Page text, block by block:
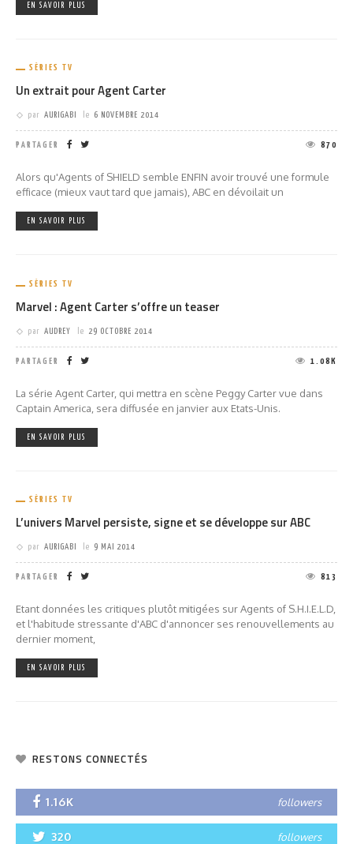
EN SAVOIR PLUS
SÉRIES TV
Un extrait pour Agent Carter
par AURIGABI le 6 NOVEMBRE 2014
PARTAGER 870
Alors qu'Agents of SHIELD semble ENFIN avoir trouvé une formule
efficace (mieux vaut tard que jamais), ABC en dévoilait un
EN SAVOIR PLUS
SÉRIES TV
Marvel : Agent Carter s’offre un teaser
par AUDREY le 29 OCTOBRE 2014
PARTAGER 1.08K
La série Agent Carter, qui mettra en scène Peggy Carter vue dans
Captain America, sera diffusée en janvier aux Etats-Unis.
EN SAVOIR PLUS
SÉRIES TV
L’univers Marvel persiste, signe et se développe sur ABC
par AURIGABI le 9 MAI 2014
PARTAGER 813
Etant données les critiques plutôt mitigées sur Agents of S.H.I.E.L.D,
et l'habitude stressante d'ABC d'annoncer ses renouvellements au
dernier moment,
EN SAVOIR PLUS
RESTONS CONNECTÉS
1.16K followers
320 followers